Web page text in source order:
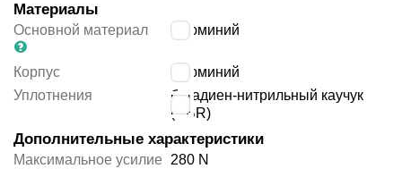
Материалы
Основной материал алюминий
Корпус
алюминий
Уплотнения
бутадиен-нитрильный каучук
(NBR)
Дополнительные характеристики
Максимальное усилие
280 N